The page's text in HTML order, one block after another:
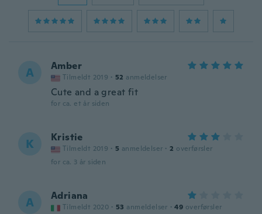
A Amber
Tilmeldt 2019 · 52 anmeldelser
Cute and a great fit
for ca. et år siden
K Kristie
Tilmeldt 2019 · 5 anmeldelser · 2 overførsler
for ca. 3 år siden
A Adriana
Tilmeldt 2020 · 53 anmeldelser · 49 overførsler